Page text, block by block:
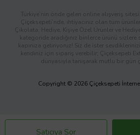
Satıcıya Sor
Türkiye’nin önde gelen online alışveriş
Çiçeksepeti’nde, ihtiyacınız olan tüm
Çikolata, Hediye, Kişiye Özel Ürünler ve
kategoride aradığınız binlerce ürünü sizlere
kapınıza getiriyoruz! Siz de ister
kendiniz için sipariş verebilir; Çiçeksepeti
dünyasıyla tanışarak mutlu bir gün
Copyright © 2026 Çiçeksepeti